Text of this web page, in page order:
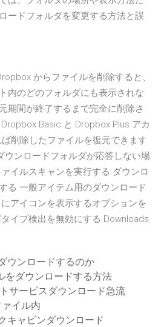
ードフォルダを変更する方法と誤
からファイルを削除すると、
内のどのフォルダにも表示されな
期間が終了するまで完全に削除さ
Basic と Dropbox Plus アカ
削除したファイルを復元できます
ウンロードフォルダが応答しない場
イルスキャンを実行する ダウンロ
る 一般アイテム用のダウンロード
アイコンを表示するオプションを
イプ検出を無効にする Downloads
ウンロードするのか
をダウンロードする方法
サービスダウンロード急流
イル内
キャビンダウンロード